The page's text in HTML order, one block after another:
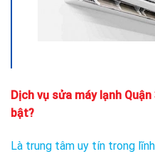
Dịch vụ sửa máy lạnh
bật?
Là trung tâm uy tín trong